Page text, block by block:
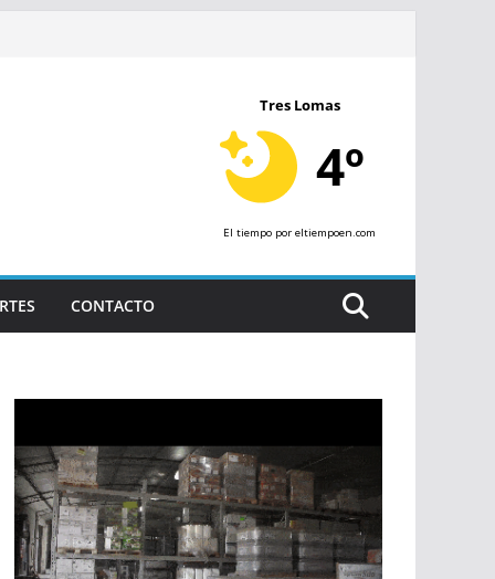
Tres Lomas
4º
El tiempo por eltiempoen.com
CONTACTO